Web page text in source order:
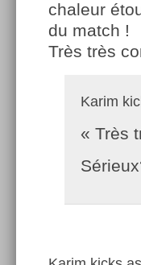
chaleur
du match !
Très très
Karim
« Très